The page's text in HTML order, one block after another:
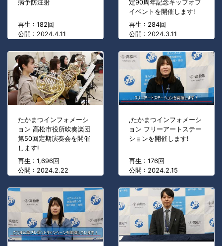
病予防注射
再生 : 182回
公開 : 2024.4.11
定90周年記念キッフオフ
イベントを開催します!
再生 : 284回
公開 : 2024.3.11
たかまつインフォメーシ
ョン 高松市役所吹奏楽団
第50回定期演奏会を開催
します!
再生 : 1,696回
公開 : 2024.2.22
,たかまつインフォメーシ
ョン フリーアートステー
ションを開催します!
再生 : 176回
公開 : 2024.2.15